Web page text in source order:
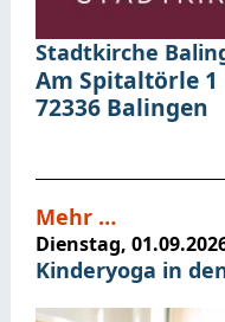
Stadtkirche
Am Spitaltörle 1
72336 Balingen
Dienstag,
Kinderyoga in
Mehr …